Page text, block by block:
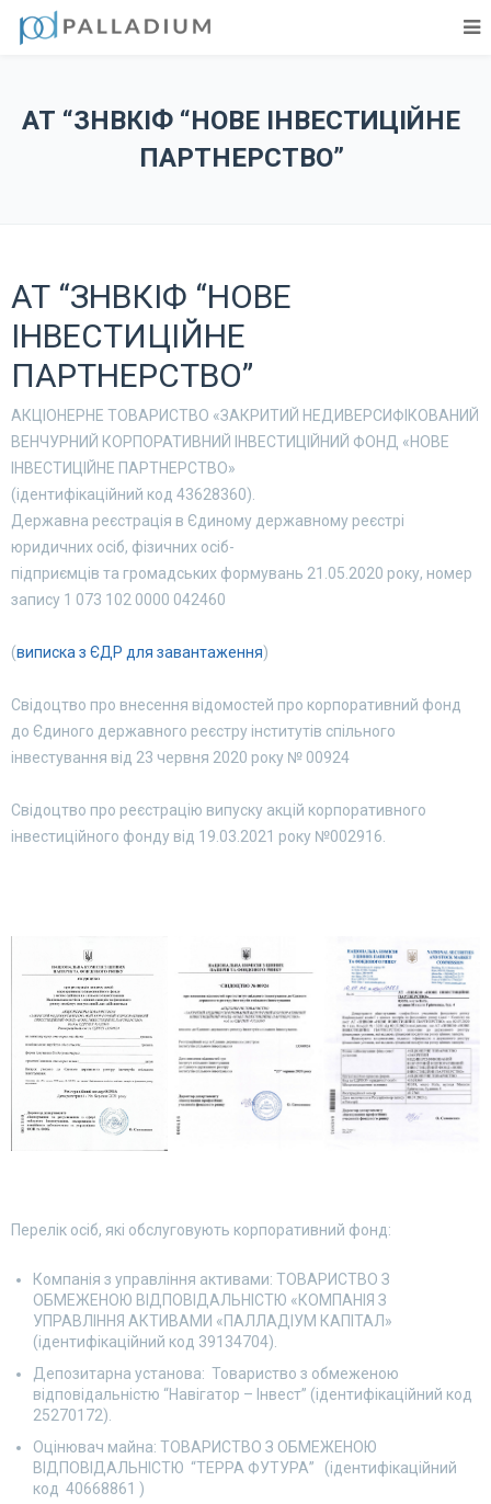
АТ “ЗНВКІФ “НОВЕ ІНВЕСТИЦІЙНЕ
ПАРТНЕРСТВО”
АТ “ЗНВКІФ “НОВЕ
ІНВЕСТИЦІЙНЕ
ПАРТНЕРСТВО”
АКЦІОНЕРНЕ ТОВАРИСТВО «ЗАКРИТИЙ НЕДИВЕРСИФІКОВАНИЙ
ВЕНЧУРНИЙ КОРПОРАТИВНИЙ ІНВЕСТИЦІЙНИЙ ФОНД «НОВЕ
ІНВЕСТИЦІЙНЕ ПАРТНЕРСТВО»
(ідентифікаційний код 43628360).
Державна реєстрація в Єдиному державному реєстрі
юридичних осіб, фізичних осіб-
підприємців та громадських формувань 21.05.2020 року, номер
запису 1 073 102 0000 042460
(виписка з ЄДР для завантаження)
Свідоцтво про внесення відомостей про корпоративний фонд
до Єдиного державного реєстру інститутів спільного
інвестування від 23 червня 2020 року № 00924
Свідоцтво про реєстрацію випуску акцій корпоративного
інвестиційного фонду від 19.03.2021 року №002916.
Перелік осіб, які обслуговують корпоративний фонд:
Компанія з управління активами: ТОВАРИСТВО З
ОБМЕЖЕНОЮ ВІДПОВІДАЛЬНІСТЮ «КОМПАНІЯ З
УПРАВЛІННЯ АКТИВАМИ «ПАЛЛАДІУМ КАПІТАЛ»
(ідентифікаційний код 39134704).
Депозитарна установа: Товариство з обмеженою
відповідальністю “Навігатор – Інвест” (ідентифікаційний код
25270172).
Оцінювач майна: ТОВАРИСТВО З ОБМЕЖЕНОЮ
ВІДПОВІДАЛЬНІСТЮ “ТЕРРА ФУТУРА” (ідентифікаційний
код 40668861 )